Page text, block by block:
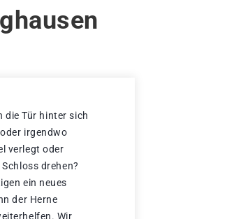
die Tür hinter sich
irgendwo
verlegt oder
drehen?
ein neues
der Herne
Wir